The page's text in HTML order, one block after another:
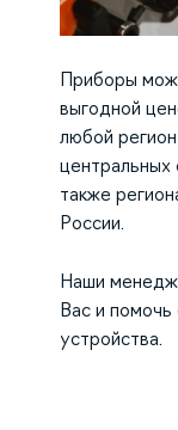
Приборы
выгодной
любой
центральных
также
России.
Наши
Вас и
устройства.